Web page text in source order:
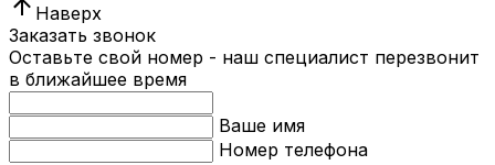
Наверх
Заказать звонок
Оставьте свой номер - наш специалист перезвонит
в ближайшее время
Ваше имя
Номер телефона